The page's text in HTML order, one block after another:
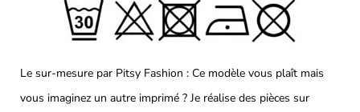
Le sur-mesure par Pitsy Fashion : Ce modèle vous plaît mais
vous imaginez un autre imprimé ? Je réalise des pièces sur